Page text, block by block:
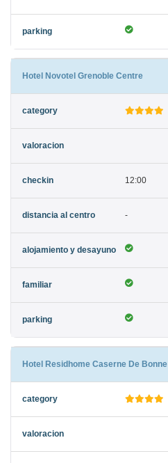
Hotel Novotel Grenoble Centre
12:00
-
Hotel Residhome Caserne De Bonne